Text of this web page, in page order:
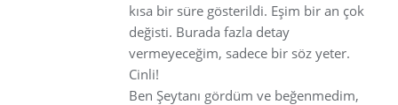
kısa bir süre gösterildi. Eşim bir an çok
değisti. Burada fazla detay
vermeyeceğim, sadece bir söz yeter.
Cinli!
Ben Şeytanı gördüm ve beğenmedim,